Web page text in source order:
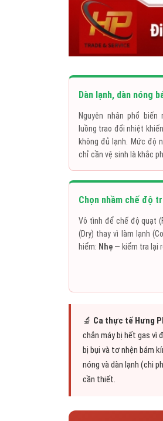
Dàn lạnh, dàn nóng
Nguyên nhân phổ
luồng trao đổi nhiệt
không đủ lạnh. Mức độ
chỉ cần vệ sinh là khắc
Chọn nhầm chế độ
Vô tình để chế độ quạt
(Dry) thay vì làm lạnh
hiểm: Nhẹ— kiểm tra lại
🔬 Ca thực tế Hưng
chắn máy bị hết gas vì
bị bụi và tơ nhện bám
nóng và dàn lạnh (chi
cần thiết.